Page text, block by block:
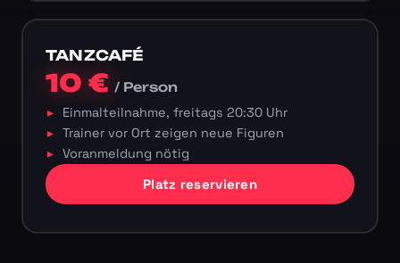
TANZCAFÉ
10 €/ Person
Einmalteilnahme, freitags 20:30 Uhr
Trainer vor Ort zeigen neue Figuren
Voranmeldung nötig
Platz reservieren